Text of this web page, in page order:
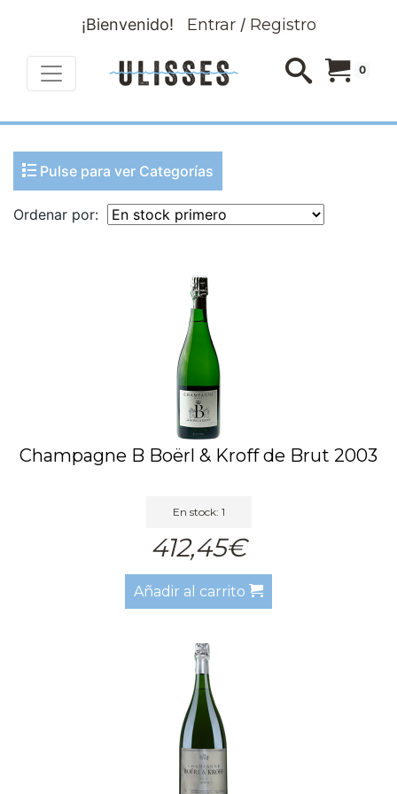
¡Bienvenido! Entrar/ Registro
0
Pulse para ver Categorías
Ordenar por:
Champagne B Boërl & Kroff de Brut 2003
En stock: 1
412,45€
Añadir al carrito